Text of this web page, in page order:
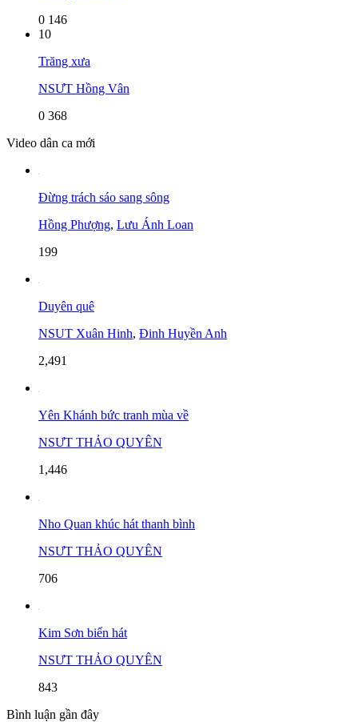
0 146
10
Trăng xưa
NSƯT Hồng Vân
0 368
Video dân ca mới
Đừng trách sáo sang sông
Hồng Phượng, Lưu Ánh Loan
199
Duyên quê
NSUT Xuân Hinh, Đinh Huyền Anh
2,491
Yên Khánh bức tranh mùa về
NSƯT THẢO QUYÊN
1,446
Nho Quan khúc hát thanh bình
NSƯT THẢO QUYÊN
706
Kim Sơn biển hát
NSƯT THẢO QUYÊN
843
Bình luận gần đây